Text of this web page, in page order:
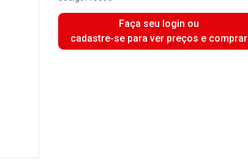
Faça seu login ou
cadastre-se para ver preços e comprar